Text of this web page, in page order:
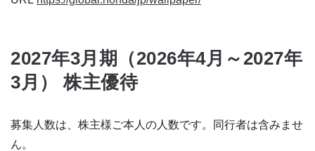
2027年3月期（2026年4月～2027年
3月） 株主優待
募集人数は、株主様ご本人の人数です。同行者は含みませ
ん。